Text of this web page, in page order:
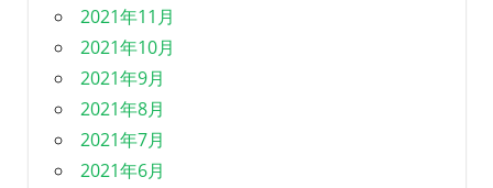
2021年11月
2021年10月
2021年9月
2021年8月
2021年7月
2021年6月